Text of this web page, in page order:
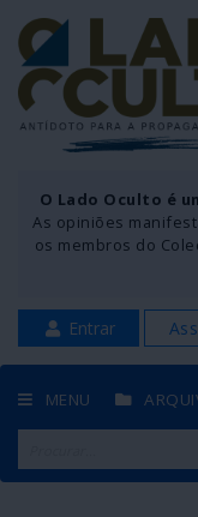
O Lado Oculto é
As opiniões
os membros do
Entrar
MENU